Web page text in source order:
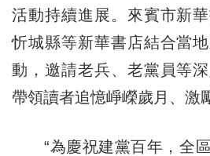
活動持續進展。來賓市新華
忻城縣等新華書店結合當
動，邀請老兵、老黨員等
帶領讀者追憶崢嶸歲月、
“為慶祝建黨百年，全區